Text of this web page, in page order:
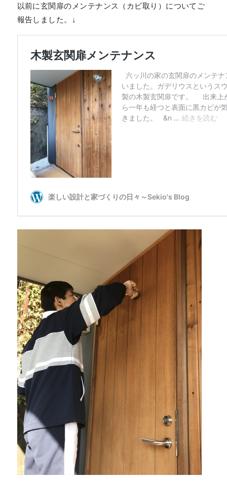
以前に玄関扉のメンテナンス（カビ取り）についてご
報告しました。↓